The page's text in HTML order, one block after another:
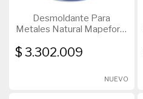
Desmoldante Para
Metales Natural Mapeform
$ 3.302.009
NUEVO